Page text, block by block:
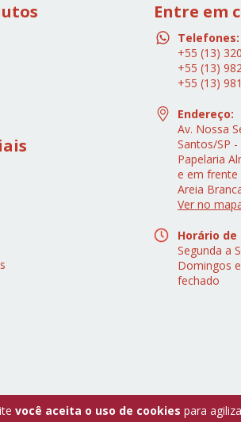
você aceita o uso de cookies para
Entre em
Telefones:
+55 (13)
+55 (13)
+55 (13)
Endereço:
Av. Nossa
Santos/SP
Papelaria
e em
Areia
Ver no
Horário
Segunda a
Domingos
fechado